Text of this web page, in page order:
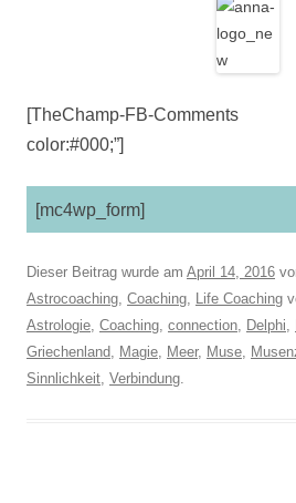
[TheChamp-FB-Comments
color:#000;”]
[mc4wp_form]
Dieser Beitrag wurde am April 14, 2016
Astrocoaching, Coaching, Life Coaching
Astrologie, Coaching, connection, Delphi,
Griechenland, Magie, Meer, Muse,
Sinnlichkeit, Verbindung.